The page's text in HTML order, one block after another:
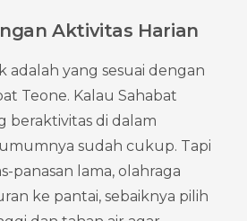
Aktivitas Harian
adalah yang sesuai dengan
Teone. Kalau Sahabat
beraktivitas di dalam
sudah cukup. Tapi
panasan lama, olahraga
ke pantai, sebaiknya pilih